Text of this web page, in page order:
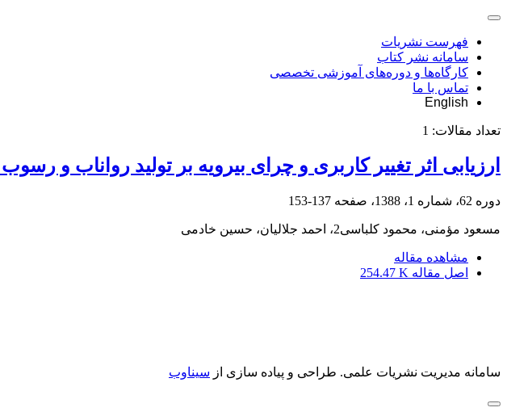
فهرست نشریات
سامانه نشر کتاب
کارگاه‌ها و دوره‌های آموزشی تخصصی
تماس با ما
English
تعداد مقالات: 1
ارزیابی اثر تغییر کاربری و چرای بیرویه بر تولید رواناب
دوره 62، شماره 1، 1388، صفحه 137-153
مسعود مؤمنی، محمود کلباسی2، احمد جلالیان، حسین خادمی
مشاهده مقاله
اصل مقاله 254.47 K
سامانه مدیریت نشریات علمی. طراحی و پیاده سازی از سیناوب